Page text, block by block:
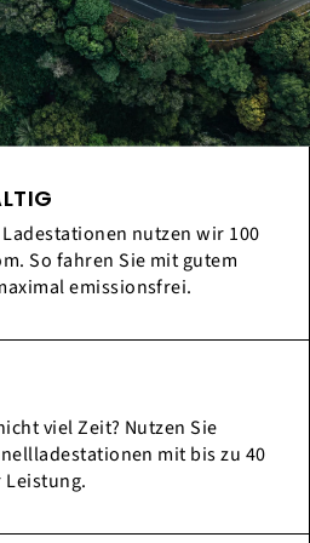
nutzen wir 100
So fahren Sie mit gutem
emissionsfrei.
viel Zeit? Nutzen Sie
mit bis zu 40